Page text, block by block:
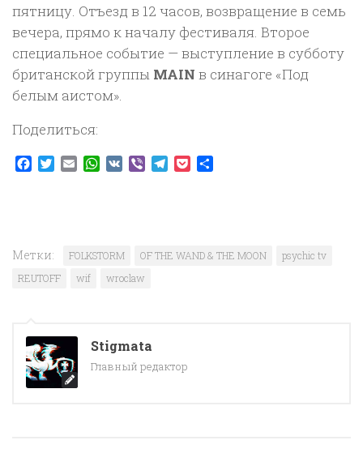
пятницу. Отъезд в 12 часов, возвращение в семь
вечера, прямо к началу фестиваля. Второе
специальное событие — выступление в субботу
британской группы MAIN в синагоге «Под
белым аистом».
Поделиться:
Facebook
TwitterEmailWhatsApp
VK ViberTelegram
Pocket
Метки: FOLKSTORM OF THE WAND & THE MOON
psychic tv
REUTOFF
wif wroclaw
Stigmata
Главный редактор